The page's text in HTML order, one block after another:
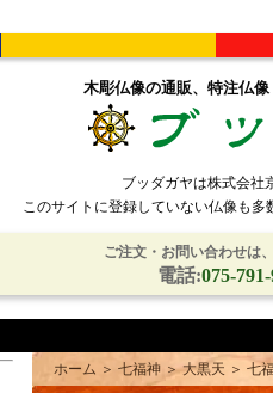
木彫仏像の通販、特注仏
ブッダガヤは株式会社
このサイトに登録していない仏像も
ご注文・お問い合わせは
電話:075-
ホーム ＞ 七福神 ＞大黒天 ＞ 七